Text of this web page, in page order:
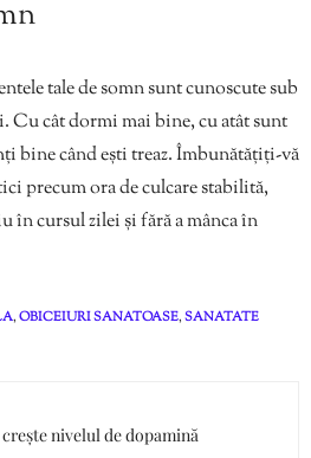
tale de somn sunt cunoscute sub
Cu cât dormi mai bine, cu atât sunt
bine când ești treaz. Îmbunătățiți-vă
precum ora de culcare stabilită,
în cursul zilei și fără a mânca în
,OBICEIURI SANATOASE,SANATATE
nivelul de dopamină